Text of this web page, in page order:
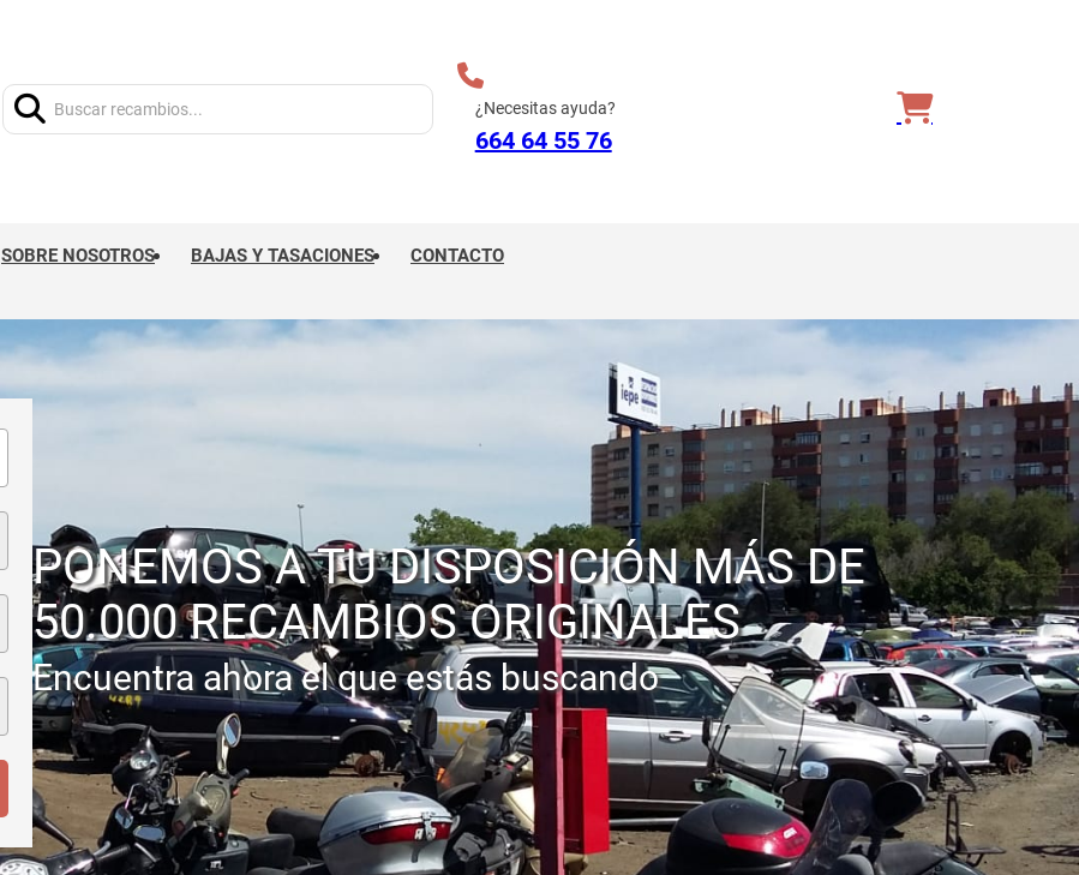
¿Necesitas ayuda?
664 64 55 76
SOBRE NOSOTROS BAJAS Y TASACIONES CONTACTO
PONEMOS A TU DISPOSICIÓN MÁS DE
50.000 RECAMBIOS ORIGINALES
Encuentra ahora el que estás buscando